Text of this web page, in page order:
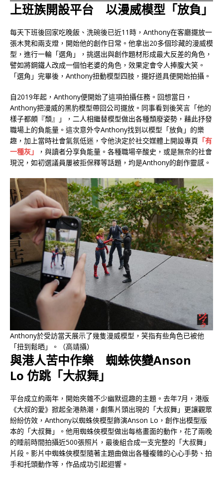
上班族開設平台 以漫威模型「放負」
每天下班後回家吃晚飯、洗碗後已近11時，Anthony在客廳擺放一
張木凳和兩支燈，開始他的創作日常。他拿出20多個珍藏的漫威模
型，進行一輪「選角」，挑選出與創作題材形成最大反差的角色，
譬如將鋼鐵人改成一個怕老婆的角色，效果定會令人捧腹大笑。
「選角」完畢後，Anthony扭動模型四肢，擺好道具便開始拍攝。
自2019年起，Anthony便開始了這項拍攝任務。回想當日，
Anthony把漫威的黑豹模型帶回公司擺放。同事看到後笑言「他的
樣子都頗『頹』」，二人相繼替模型做出各種頹廢姿勢，藉此抒發
職場上的負能量。這次意外令Anthony找到以模型「放負」的樂
趣，加上當時社會氣氛低迷，令他決定於社交媒體上開設專頁 「有
一種灰」
，與讀者分享負能量。各種職場辛酸史，或是無奈的社會
現況，如初選議員屢被拒保釋等話題，均是Anthony的創作靈感。
Anthony於受訪當天展示了幾隻漫威模型，笑指有些角色已被他
「扭到鬆晒」。（高靖攝）
與港人苦中作樂 蜘蛛俠變Anson
Lo 仿跳「大叔舞」
平台成立約兩年，開始夾雜不少幽默逗趣的主題。去年7月，港版
《大叔的愛》掀起全港熱潮，劇集片頭出現的「大叔舞」更讓觀眾
紛紛仿效，Anthony以蜘蛛俠模型飾演Anson Lo，創作出模型版
本的「大叔舞」。他用蜘蛛俠模型做出每格畫面的動作，花了兩晚
的睡前時間拍攝近500張照片，最後組合成一支完整的「大叔舞」
片段。影片中蜘蛛俠模型隨著主題曲做出各種複雜的心心手勢、拍
手和托頭動作等，作品成功引起迴響。